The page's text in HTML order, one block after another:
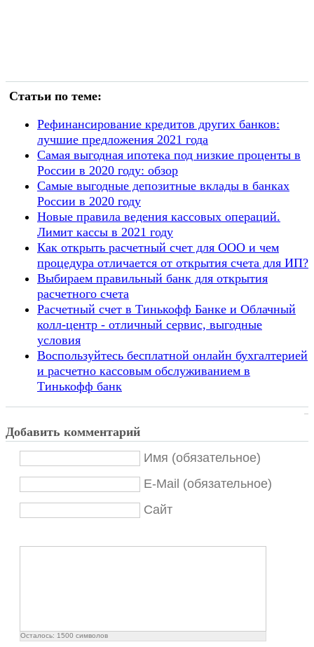
Статьи по теме:
Рефинансирование кредитов других банков:
лучшие предложения 2021 года
Самая выгодная ипотека под низкие проценты в
России в 2020 году: обзор
Самые выгодные депозитные вклады в банках
России в 2020 году
Новые правила ведения кассовых операций.
Лимит кассы в 2021 году
Как открыть расчетный счет для ООО и чем
процедура отличается от открытия счета для ИП?
Выбираем правильный банк для открытия
расчетного счета
Расчетный счет в Тинькофф Банке и Облачный
колл-центр - отличный сервис, выгодные
условия
Воспользуйтесь бесплатной онлайн бухгалтерией
и расчетно кассовым обслуживанием в
Тинькофф банк
Добавить комментарий
Имя (обязательное)
E-Mail (обязательное)
Сайт
Осталось: 1500 символов